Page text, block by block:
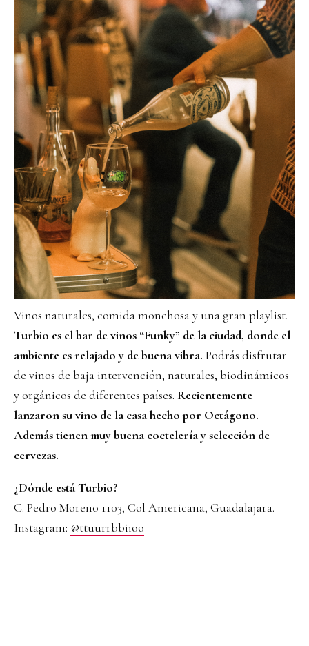
Vinos naturales, comida monchosa y una gran playlist.
Turbio es el bar de vinos “Funky” de la ciudad, donde el
ambiente es relajado y de buena vibra. Podrás disfrutar
de vinos de baja intervención, naturales, biodinámicos
y orgánicos de diferentes países. Recientemente
lanzaron su vino de la casa hecho por Octágono.
Además tienen muy buena coctelería y selección de
cervezas.
¿Dónde está Turbio?
C. Pedro Moreno 1103, Col Americana, Guadalajara.
Instagram: @ttuurrbbiioo